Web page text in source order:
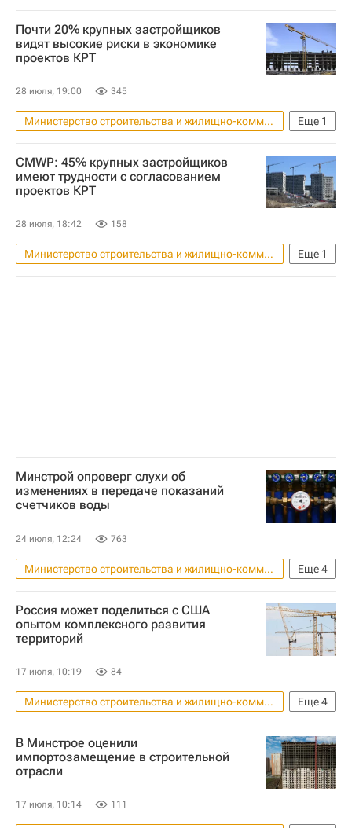
Водоснабжение
Россия
Светлана Разворотнева
Госдума РФ
ЖКХ
Почти 20% крупных застройщиков
видят высокие риски в экономике
проектов КРТ
28 июля, 19:00 345
Еще 1
Министерство строительства и жилищно-коммунального хозяйства РФ (Минстрой России)
Россия
CMWP: 45% крупных застройщиков
имеют трудности с согласованием
проектов КРТ
28 июля, 18:42 158
Еще 1
Министерство строительства и жилищно-коммунального хозяйства РФ (Минстрой России)
Россия
Минстрой опроверг слухи об
изменениях в передаче показаний
счетчиков воды
24 июля, 12:24 763
Еще4
Министерство строительства и жилищно-коммунального хозяйства РФ (Минстрой России)
Москва
Россия
Водоснабжение
ЖКХ
Россия может поделиться с США
опытом комплексного развития
территорий
17 июля, 10:19 84
Еще4
Министерство строительства и жилищно-коммунального хозяйства РФ (Минстрой России)
Россия
США
Никита Стасишин
Строительство
В Минстрое оценили
импортозамещение в строительной
отрасли
17 июля, 10:14 111